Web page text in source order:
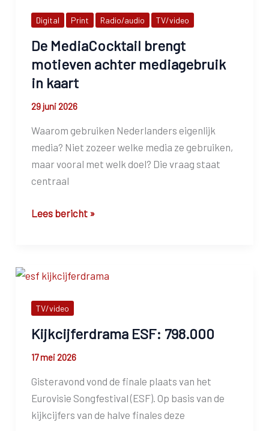
Of
toch
niet?
Digital Print Radio/audio TV/video
De MediaCocktail brengt
motieven achter mediagebruik
in kaart
29 juni 2026
Waarom gebruiken Nederlanders eigenlijk
media? Niet zozeer welke media ze gebruiken,
maar vooral met welk doel? Die vraag staat
centraal
De
achter
in
kaart
Lees bericht »
TV/video
Kijkcijferdrama ESF: 798.000
17 mei 2026
Gisteravond vond de finale plaats van het
Eurovisie Songfestival (ESF). Op basis van de
kijkcijfers van de halve finales deze